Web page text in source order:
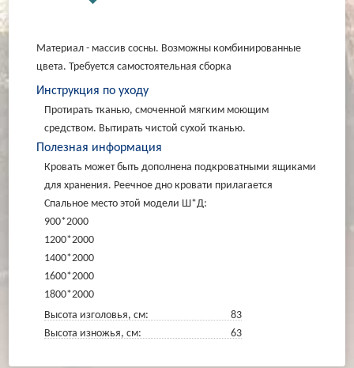
Материал - массив сосны. Возможны комбинированные
цвета. Требуется самостоятельная сборка
Инструкция по уходу
Протирать тканью, смоченной мягким моющим
средством. Вытирать чистой сухой тканью.
Полезная информация
Кровать может быть дополнена подкроватными ящиками
для хранения. Реечное дно кровати прилагается
Спальное место этой модели Ш*Д:
900*2000
1200*2000
1400*2000
1600*2000
1800*2000
Высота изголовья, см:
83
Высота изножья, см:
63